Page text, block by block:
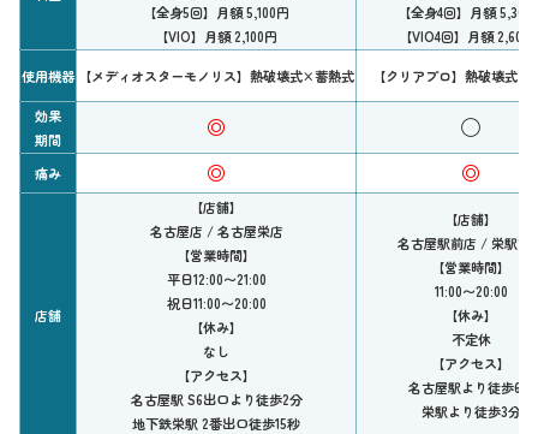
【全身5回】月額 5,100円
【VIO】月額 2,100円
【全身4回】月額 5,300
【VIO4回】月額 2,600
使用機器 【メディオスターモノリス】熱破壊式×蓄熱式 【クリアプロ】熱破壊式×
効果
期間
◎ ◯
痛み ◎ ◎
店舗
【店舗】
名古屋店 / 名古屋栄店
【営業時間】
平日12:00〜21:00
祝日11:00〜20:00
【休み】
なし
【アクセス】
名古屋駅 S6出口より徒歩2分
地下鉄栄駅 2番出口徒歩15秒
【店舗】
名古屋駅前店 / 栄駅前
【営業時間】
11:00〜20:00
【休み】
不定休
【アクセス】
名古屋駅より徒歩6分
栄駅より徒歩3分